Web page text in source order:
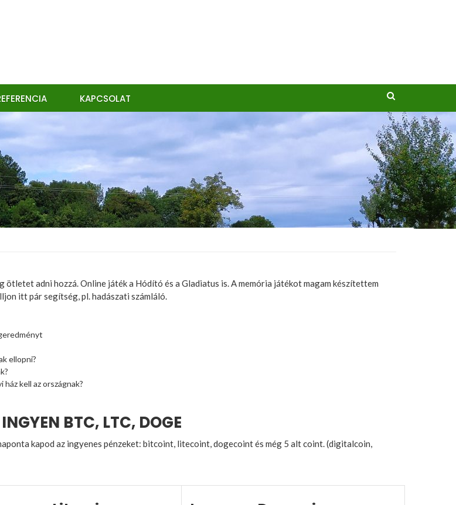
KAPCSOLAT
adni hozzá. Online játék a Hódító és a Gladiatus is. A memória játékot magam készítettem
itt pár segítség, pl. hadászati számláló.
ellopni?
ház kell az országnak?
BTC, LTC, DOGE
kapod az ingyenes pénzeket: bitcoint, litecoint, dogecoint és még 5 alt coint. (digitalcoin,